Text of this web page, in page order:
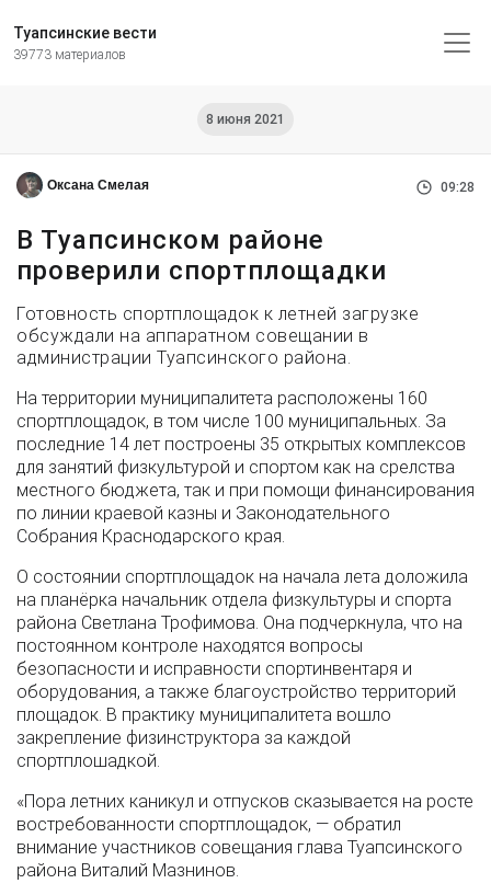
Туапсинские вести
39773 материалов
8 июня 2021
Оксана Смелая 09:28
В Туапсинском районе
проверили спортплощадки
Готовность спортплощадок к летней загрузке
обсуждали на аппаратном совещании в
администрации Туапсинского района.
На территории муниципалитета расположены 160
спортплощадок, в том числе 100 муниципальных. За
последние 14 лет построены 35 открытых комплексов
для занятий физкультурой и спортом как на срелства
местного бюджета, так и при помощи финансирования
по линии краевой казны и Законодательного
Собрания Краснодарского края.
О состоянии спортплощадок на начала лета доложила
на планёрка начальник отдела физкультуры и спорта
района Светлана Трофимова. Она подчеркнула, что на
постоянном контроле находятся вопросы
безопасности и исправности спортинвентаря и
оборудования, а также благоустройство территорий
площадок. В практику муниципалитета вошло
закрепление физинструктора за каждой
спортплошадкой.
«Пора летних каникул и отпусков сказывается на росте
востребованности спортплощадок, — обратил
внимание участников совещания глава Туапсинского
района Виталий Мазнинов.